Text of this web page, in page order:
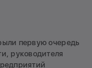
первую очередь
руководителя